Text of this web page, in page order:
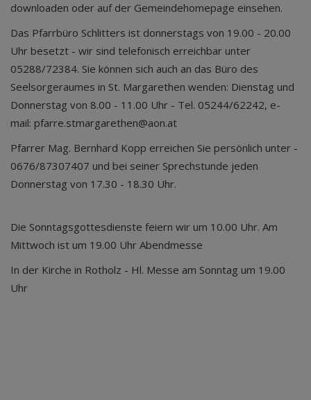
downloaden oder auf der Gemeindehomepage einsehen.
Das Pfarrbüro Schlitters ist donnerstags von 19.00 - 20.00
Uhr besetzt - wir sind telefonisch erreichbar unter
05288/72384. Sie können sich auch an das Büro des
Seelsorgeraumes in St. Margarethen wenden: Dienstag und
Donnerstag von 8.00 - 11.00 Uhr - Tel. 05244/62242, e-
mail: pfarre.stmargarethen@aon.at
Pfarrer Mag. Bernhard Kopp erreichen Sie persönlich unter -
0676/87307407 und bei seiner Sprechstunde jeden
Donnerstag von 17.30 - 18.30 Uhr.
Die Sonntagsgottesdienste feiern wir um 10.00 Uhr. Am
Mittwoch ist um 19.00 Uhr Abendmesse
In der Kirche in Rotholz - Hl. Messe am Sonntag um 19.00
Uhr